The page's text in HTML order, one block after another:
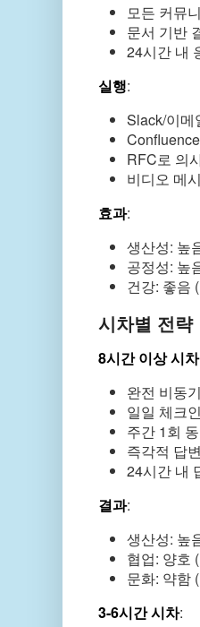
모든 커뮤
문서 기반
24시간 내
실행:
Slack/이메
RFC로 의
비디오 메
효과:
생산성: 높
공정성: 높
건강: 좋음
시차별 전략
8시간 이상 시차
완전 비동
일일 체크
주간 1회
즉각적 답
24시간 내
결과:
생산성: 높
협업: 양호
문화: 약함
3-6시간 시차: